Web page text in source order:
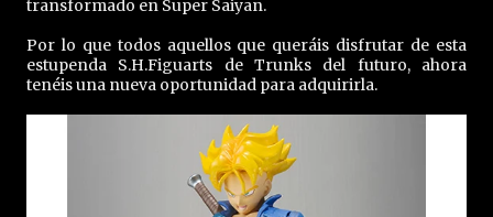
transformado en Super Saiyan.
Por lo que todos aquellos que queráis disfrutar de esta
estupenda S.H.Figuarts de Trunks del futuro, ahora
tenéis una nueva oportunidad para adquirirla.